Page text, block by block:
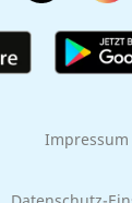
Impressum